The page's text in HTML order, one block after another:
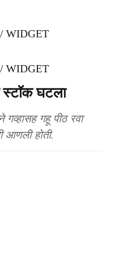
WIDGET
WIDGET
स्टाॅक घटला
गव्हासह गहू पीठ रवा
आणली होती.